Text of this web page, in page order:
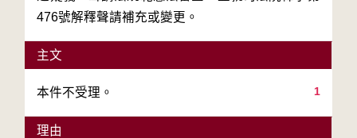
476號解釋聲請補充或變更。
主文
1
本件不受理。
理由